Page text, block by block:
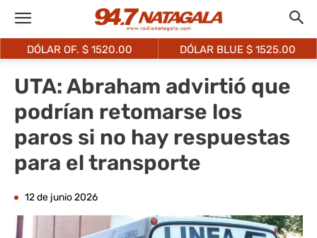
DÓLAR OF. $ 1520.00 DÓLAR BLUE $ 1525.00
UTA: Abraham advirtió que
podrían retomarse los
paros si no hay respuestas
para el transporte
12 de junio 2026